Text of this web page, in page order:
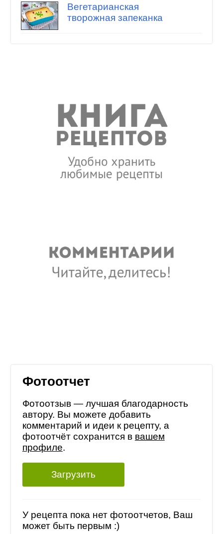
Вегетарианская
творожная запеканка
Фотоотчет
Фотоотзыв — лучшая благодарность
автору. Вы можете добавить
комментарий и идеи к рецепту, а
фотоотчёт сохранится в вашем
профиле.
Загрузить
У рецепта пока нет фотоотчетов, Ваш
может быть первым :)